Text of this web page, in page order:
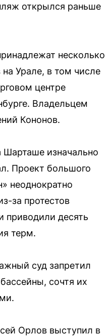
открылся раньше
несколько
Урале, в том числе
центре
Владельцем
Кононов.
Шарташе изначально
Проект большого
неоднократно
за протестов
приводили десять
терм.
суд запретил
сочтя их
Орлов выступил в